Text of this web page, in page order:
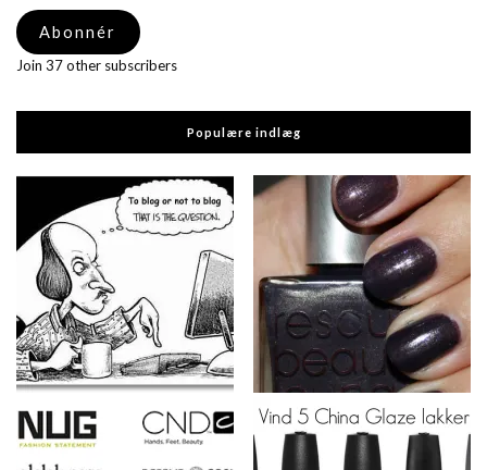
adresse
Abonnér
Join 37 other subscribers
Populære indlæg